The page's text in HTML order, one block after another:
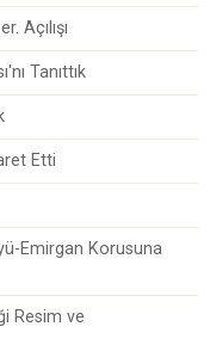
Açılışı
Tanıttık
Etti
Emirgan Korusuna
Resim ve